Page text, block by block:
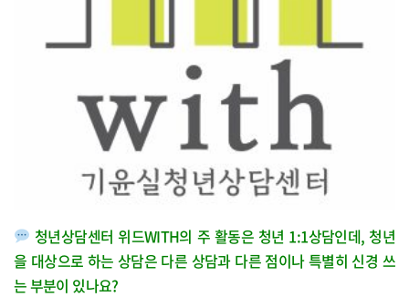
청년상담센터 위드WITH의 주 활동은 청년 1:1상담인데, 청년
을 대상으로 하는 상담은 다른 상담과 다른 점이나 특별히 신경 쓰
는 부분이 있나요?